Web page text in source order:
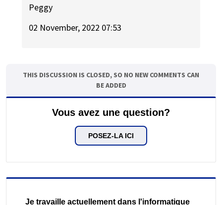
Peggy
02 November, 2022 07:53
THIS DISCUSSION IS CLOSED, SO NO NEW COMMENTS CAN
BE ADDED
Vous avez une question?
POSEZ-LA ICI
Je travaille actuellement dans l'informatique